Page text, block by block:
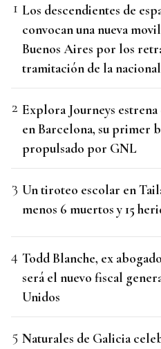
Los descendientes de
convocan una nueva
Buenos Aires por los
tramitación de la
Explora Journeys
en Barcelona, su primer
propulsado por GNL
Un tiroteo escolar en
menos 6 muertos y 15
Todd Blanche, ex
será el nuevo fiscal
Unidos
Naturales de Galicia